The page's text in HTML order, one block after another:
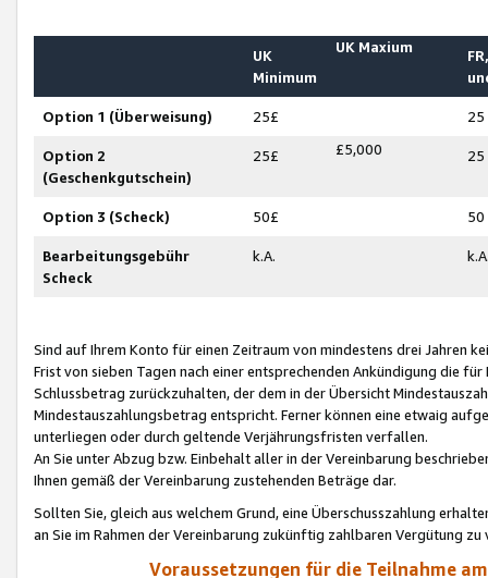
UK
Minimum
UK Maxium
Option 1 (Überweisung) 25£ 25
Option 2
(Geschenkgutschein)
25£ £5,000 25
Option 3 (Scheck) 50£ 50
Bearbeitungsgebühr
Scheck
k.A.
Sind auf Ihrem Konto für einen Zeitraum von mindestens drei Jahren
Frist von sieben Tagen nach einer entsprechenden Ankündigung die
Schlussbetrag zurückzuhalten, der dem in der Übersicht
Mindestauszahlungsbetrag entspricht. Ferner können eine etwaig
unterliegen oder durch geltende Verjährungsfristen verfallen.
An Sie unter Abzug bzw. Einbehalt aller in der Vereinbarung
Ihnen gemäß der Vereinbarung zustehenden Beträge dar.
Sollten Sie, gleich aus welchem Grund, eine Überschusszahlung
an Sie im Rahmen der Vereinbarung zukünftig zahlbaren Vergütung zu
Voraussetzungen für die Teilnahme